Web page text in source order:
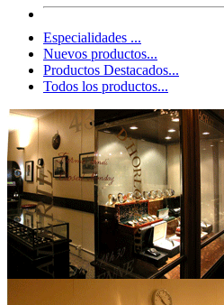
Especialidades ...
Nuevos productos...
Productos Destacados...
Todos los productos...